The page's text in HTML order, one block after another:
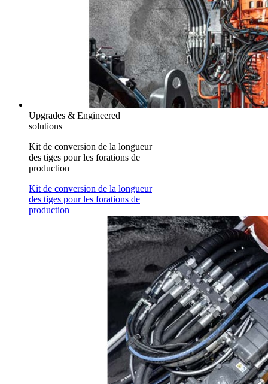
Upgrades & Engineered
solutions
Kit de conversion de la longueur
des tiges pour les forations de
production
Kit de conversion de la longueur
des tiges pour les forations de
production